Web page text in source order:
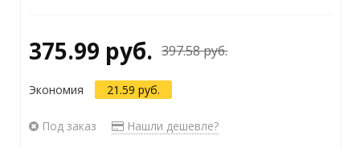
375.99 руб. 397.58 руб.
Экономия 21.59 руб.
Под заказ Нашли дешевле?